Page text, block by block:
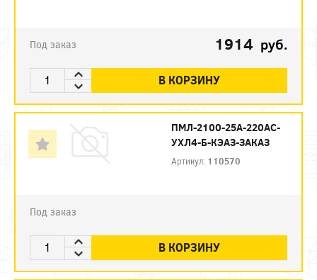
Под заказ 1914 руб.
В КОРЗИНУ
ПМЛ-2100-25А-220AC-
УХЛ4-Б-КЭАЗ-ЗАКАЗ
Артикул: 110570
Под заказ
В КОРЗИНУ